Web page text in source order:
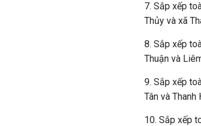
7. Sắp xếp
Thủy và xã
8. Sắp xếp
Thuận và
9. Sắp xếp
Tân và
10. Sắp xếp